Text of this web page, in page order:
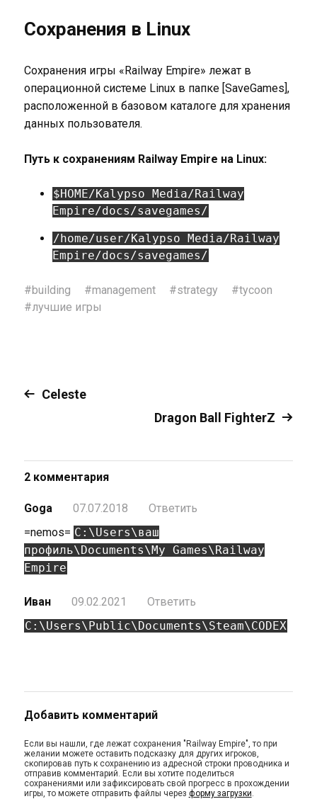
Сохранения в Linux
Сохранения игры «Railway Empire» лежат в
операционной системе Linux в папке [SaveGames],
расположенной в базовом каталоге для хранения
данных пользователя.
Путь к сохранениям Railway Empire на Linux:
$HOME/Kalypso Media/Railway
Empire/docs/savegames/
/home/user/Kalypso Media/Railway
Empire/docs/savegames/
#building #management #strategy #tycoon
#лучшие игры
Celeste
Dragon Ball FighterZ
2 комментария
Goga 07.07.2018
Ответить
=nemos= C:\Users\ваш
профиль\Documents\My Games\Railway
Empire
Иван 09.02.2021
Ответить
C:\Users\Public\Documents\Steam\CODEX
Добавить комментарий
Если вы нашли, где лежат сохранения "Railway Empire", то при
желании можете оставить подсказку для других игроков,
скопировав путь к сохранению из адресной строки проводника и
отправив комментарий. Если вы хотите поделиться
сохранениями или зафиксировать свой прогресс в прохождении
игры, то можете отправить файлы через форму загрузки.